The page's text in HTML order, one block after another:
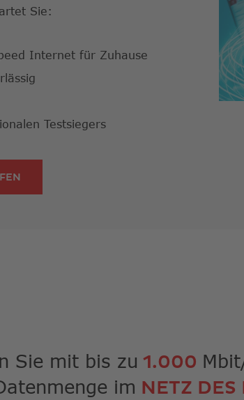
von
Sie:
Internet für Zuhause
Testsiegers
Sie mit bis zu 1.000
im NETZ DES